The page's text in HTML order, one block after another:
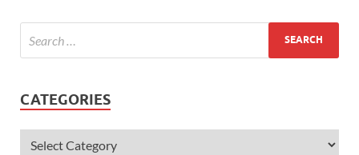
A
p
p
o
k
CATEGORIES